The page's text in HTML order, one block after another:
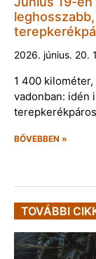
2026. június. 20.
1 400
vadonban: idén
BŐVEBBEN »
TOVÁBBI